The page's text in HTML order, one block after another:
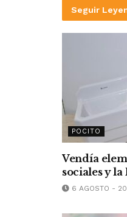
Seguir
POCITO
Vendía
sociales y
6 AGOSTO -